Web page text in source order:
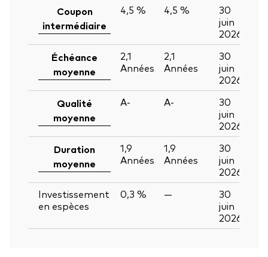
Coupon
intermédiaire
4,5 % 4,5 %
30
juin
2026
Échéance
moyenne
2,1
Années
2,1
Années
30
juin
2026
Qualité
moyenne
A- A-
30
juin
2026
Duration
moyenne
1,9
Années
1,9
Années
30
juin
2026
Investissement
en espèces
0,3 % —
30
juin
2026